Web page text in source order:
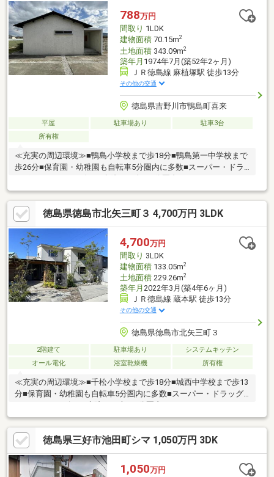
788万円
間取り 1LDK
建物面積70.15m2
土地面積343.09m2
築年月 1974年7月(築52年2ヶ月)
ＪＲ徳島線 麻植塚駅 徒歩13分
その他の交通
徳島県吉野川市鴨島町喜来
平屋 駐車場あり
駐車3台
所有権
≪充実の周辺環境≫■鴨島小学校まで歩18分■鴨島第一中学校まで
歩26分■保育園・幼稚園も自転車5分圏内に多数■スーパー・ドラ
徳島県徳島市北矢三町３ 4,700万円 3LDK
4,700万円
間取り 3LDK
建物面積133.05m2
土地面積229.26m2
築年月 2022年3月(築4年6ヶ月)
ＪＲ徳島線 蔵本駅 徒歩13分
その他の交通
徳島県徳島市北矢三町３
2階建て 駐車場あり
システムキッチン
オール電化
浴室乾燥機 所有権
≪充実の周辺環境≫■千松小学校まで歩18分■城西中学校まで歩13
分■保育園・幼稚園も自転車5分圏内に多数■スーパー・ドラッグ
徳島県三好市池田町シマ 1,050万円 3DK
1,050万円